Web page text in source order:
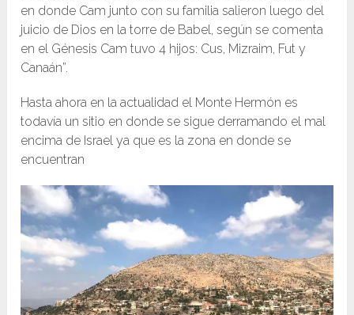
en donde Cam junto con su familia salieron luego del
juicio de Dios en la torre de Babel, según se comenta
en el Génesis Cam tuvo 4 hijos: Cus, Mizraim, Fut y
Canaán”.
Hasta ahora en la actualidad el Monte Hermón es
todavía un sitio en donde se sigue derramando el mal
encima de Israel ya que es la zona en donde se
encuentran